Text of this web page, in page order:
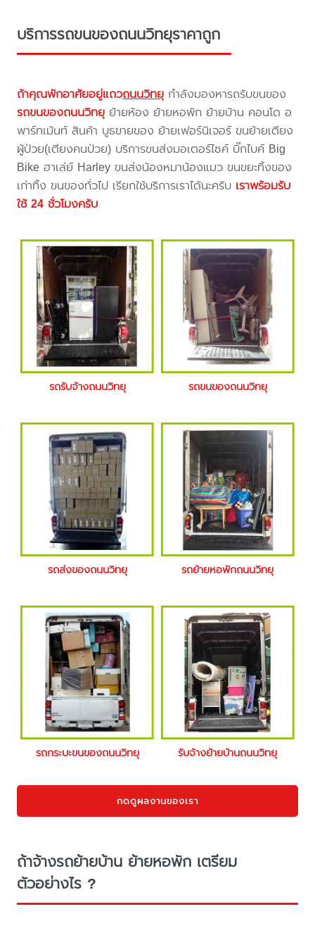
บริการรถขนของถนนวิทยุราคาถูก
ถ้าคุณพักอาศัยอยู่แถวถนนวิทยุ กำลังมองหารถรับขนของ
รถขนของถนนวิทยุ ย้ายห้อง ย้ายหอพัก ย้ายบ้าน คอนโด อ
พาร์ทเม้นท์ สินค้า บูธขายของ ย้ายเฟอร์นิเจอร์ ขนย้ายเตียง
ผู้ป่วย(เตียงคนป่วย) บริการขนส่งมอเตอร์ไซค์ บิ๊กไบค์ Big
Bike ฮาเล่ย์ Harley ขนส่งน้องหมาน้องแมว ขนขยะทิ้งของ
เก่าทิ้ง ขนของทั่วไป เรียกใช้บริการเราได้นะครับ เราพร้อมรับ
ใช้ 24 ชั่วโมงครับ
รถรับจ้างถนนวิทยุ รถขนของถนนวิทยุ
รถส่งของถนนวิทยุ รถย้ายหอพักถนนวิทยุ
รถกระบะขนของถนนวิทยุ รับจ้างย้ายบ้านถนนวิทยุ
กดดูผลงานของเรา
ถ้าจ้างรถย้ายบ้าน ย้ายหอพัก เตรียม
ตัวอย่างไร ?